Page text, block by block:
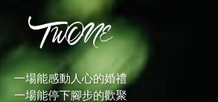
一場能感動人心的婚禮
一場能停下腳步的歡聚